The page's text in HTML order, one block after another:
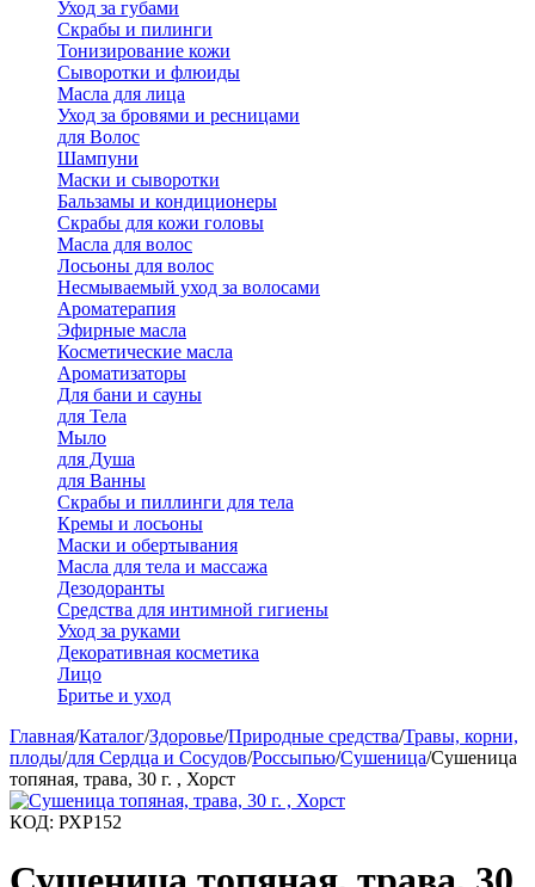
Уход за губами
Скрабы и пилинги
Тонизирование кожи
Сыворотки и флюиды
Масла для лица
Уход за бровями и ресницами
для Волос
Шампуни
Маски и сыворотки
Бальзамы и кондиционеры
Скрабы для кожи головы
Масла для волос
Лосьоны для волос
Несмываемый уход за волосами
Ароматерапия
Эфирные масла
Косметические масла
Ароматизаторы
Для бани и сауны
для Тела
Мыло
для Душа
для Ванны
Скрабы и пиллинги для тела
Кремы и лосьоны
Маски и обертывания
Масла для тела и массажа
Дезодоранты
Средства для интимной гигиены
Уход за руками
Декоративная косметика
Лицо
Бритье и уход
Главная/Каталог/Здоровье/Природные средства/Травы, корни,
плоды/для Сердца и Сосудов/Россыпью/Сушеница/Сушеница
топяная, трава, 30 г. , Хорст
КОД: РХР152